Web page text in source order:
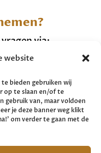
website
bieden gebruiken wij
op te slaan en/of te
gebruik van, maar voldoen
je deze banner weg klikt
om verder te gaan met de
via: